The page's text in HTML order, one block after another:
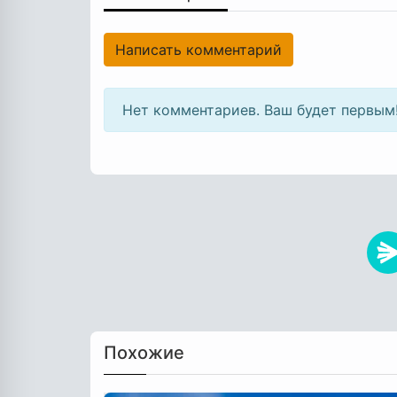
Написать комментарий
Нет комментариев. Ваш будет
Похожие